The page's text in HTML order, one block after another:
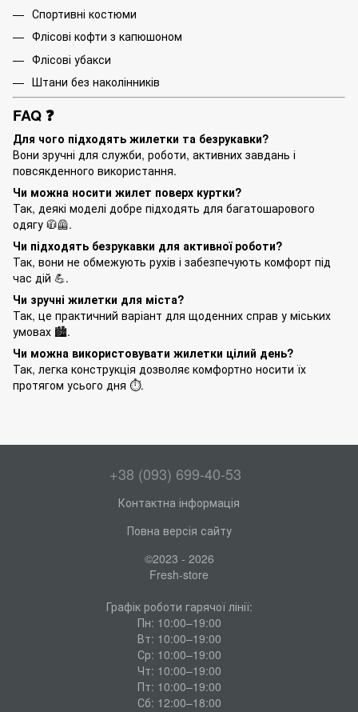
Спортивні костюми
Флісові кофти з капюшоном
Флісові убакси
Штани без наколінників
FAQ ❓
Для чого підходять жилетки та безрукавки?
Вони зручні для служби, роботи, активних завдань і
повсякденного використання.
Чи можна носити жилет поверх куртки?
Так, деякі моделі добре підходять для багатошарового
одягу 🧥🦺.
Чи підходять безрукавки для активної роботи?
Так, вони не обмежують рухів і забезпечують комфорт під
час дій 💪.
Чи зручні жилетки для міста?
Так, це практичний варіант для щоденних справ у міських
умовах 🏙️.
Чи можна використовувати жилетки цілий день?
Так, легка конструкція дозволяє комфортно носити їх
протягом усього дня ⏱️.
+38 (093) 699-40-53
Контактна інформація
Повна версія сайту
©2023 - 2026
Fresh-store
Графік роботи гарячої лінії:
Пн: 10:00–19:00
Вт: 10:00–19:00
Ср: 10:00–19:00
Чт: 10:00–19:00
Пт: 10:00–19:00
Сб: 12:00–18:00